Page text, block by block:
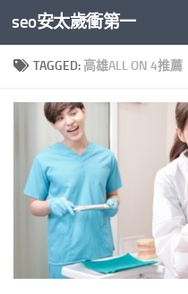
Skip to content
seo安太歲衝第一
TAGGED: 高雄ALL ON 4推薦